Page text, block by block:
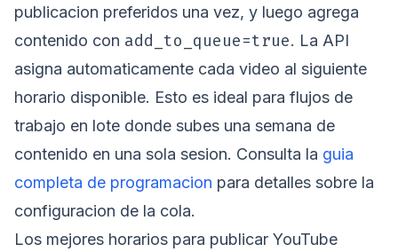
publicacion preferidos una vez, y luego agrega
contenido con add_to_queue=true. La API
asigna automaticamente cada video al siguiente
horario disponible. Esto es ideal para flujos de
trabajo en lote donde subes una semana de
contenido en una sola sesion. Consulta la guia
completa de programacion para detalles sobre la
configuracion de la cola.
Los mejores horarios para publicar YouTube